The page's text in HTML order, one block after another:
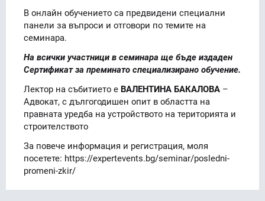
В онлайн обучението са предвидени специални
панели за въпроси и отговори по темите на
семинара.
На всички участници в семинара ще бъде издаден
Сертификат за преминато специализирано обучение.
Лектор на събитието е ВАЛЕНТИНА БАКАЛОВА –
Aдвокат, с дългогодишен опит в областта на
правната уредба на устройството на територията и
строителството
За повече информация и регистрация, моля
посетете: https://expertevents.bg/seminar/posledni-
promeni-zkir/